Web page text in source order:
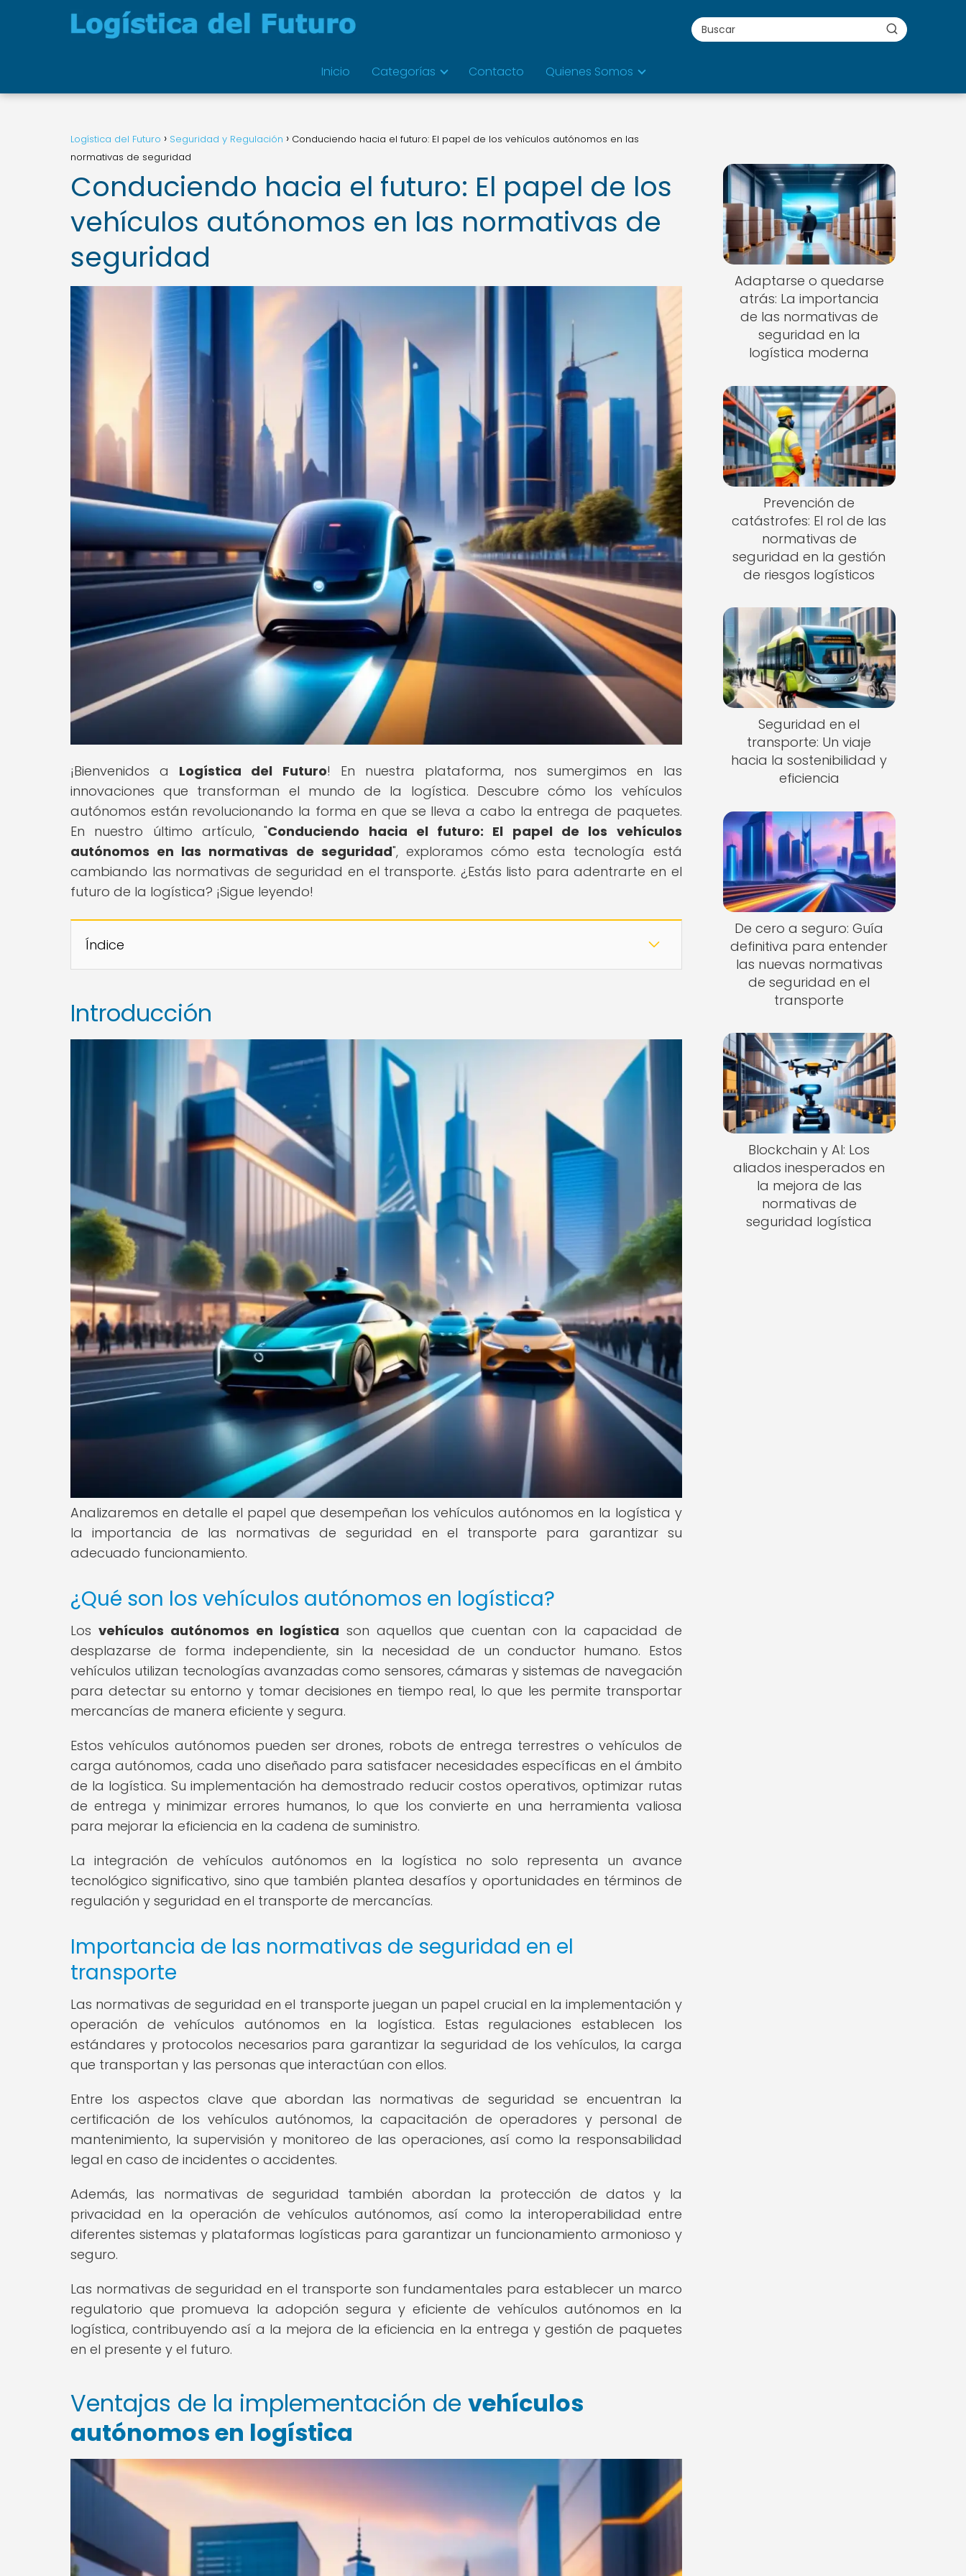
Inicio Categorías Contacto Quienes Somos
Logística del Futuro Seguridad y Regulación
Conduciendo hacia el futuro: El papel de los vehículos autónomos en las
normativas de seguridad
Conduciendo hacia el futuro: El papel de los
vehículos autónomos en las normativas de
seguridad
¡Bienvenidos a Logística del Futuro! En nuestra plataforma, nos sumergimos en las
innovaciones que transforman el mundo de la logística. Descubre cómo los vehículos
autónomos están revolucionando la forma en que se lleva a cabo la entrega de paquetes.
En nuestro último artículo, "Conduciendo hacia el futuro: El papel de los vehículos
autónomos en las normativas de seguridad", exploramos cómo esta tecnología está
cambiando las normativas de seguridad en el transporte. ¿Estás listo para adentrarte en el
futuro de la logística? ¡Sigue leyendo!
Índice
Introducción
Analizaremos en detalle el papel que desempeñan los vehículos autónomos en la logística y
la importancia de las normativas de seguridad en el transporte para garantizar su
adecuado funcionamiento.
¿Qué son los vehículos autónomos en logística?
Los vehículos autónomos en logística son aquellos que cuentan con la capacidad de
desplazarse de forma independiente, sin la necesidad de un conductor humano. Estos
vehículos utilizan tecnologías avanzadas como sensores, cámaras y sistemas de navegación
para detectar su entorno y tomar decisiones en tiempo real, lo que les permite transportar
mercancías de manera eficiente y segura.
Estos vehículos autónomos pueden ser drones, robots de entrega terrestres o vehículos de
carga autónomos, cada uno diseñado para satisfacer necesidades específicas en el ámbito
de la logística. Su implementación ha demostrado reducir costos operativos, optimizar rutas
de entrega y minimizar errores humanos, lo que los convierte en una herramienta valiosa
para mejorar la eficiencia en la cadena de suministro.
La integración de vehículos autónomos en la logística no solo representa un avance
tecnológico significativo, sino que también plantea desafíos y oportunidades en términos de
regulación y seguridad en el transporte de mercancías.
Importancia de las normativas de seguridad en el
transporte
Las normativas de seguridad en el transporte juegan un papel crucial en la implementación y
operación de vehículos autónomos en la logística. Estas regulaciones establecen los
estándares y protocolos necesarios para garantizar la seguridad de los vehículos, la carga
que transportan y las personas que interactúan con ellos.
Entre los aspectos clave que abordan las normativas de seguridad se encuentran la
certificación de los vehículos autónomos, la capacitación de operadores y personal de
mantenimiento, la supervisión y monitoreo de las operaciones, así como la responsabilidad
legal en caso de incidentes o accidentes.
Además, las normativas de seguridad también abordan la protección de datos y la
privacidad en la operación de vehículos autónomos, así como la interoperabilidad entre
diferentes sistemas y plataformas logísticas para garantizar un funcionamiento armonioso y
seguro.
Las normativas de seguridad en el transporte son fundamentales para establecer un marco
regulatorio que promueva la adopción segura y eficiente de vehículos autónomos en la
logística, contribuyendo así a la mejora de la eficiencia en la entrega y gestión de paquetes
en el presente y el futuro.
Ventajas de la implementación de vehículos
autónomos en logística
Adaptarse o quedarse
atrás: La importancia
de las normativas de
seguridad en la
logística moderna
Prevención de
catástrofes: El rol de las
normativas de
seguridad en la gestión
de riesgos logísticos
Seguridad en el
transporte: Un viaje
hacia la sostenibilidad y
eficiencia
De cero a seguro: Guía
definitiva para entender
las nuevas normativas
de seguridad en el
transporte
Blockchain y AI: Los
aliados inesperados en
la mejora de las
normativas de
seguridad logística